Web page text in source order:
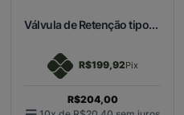
Válvula de Retenção tipo...
R$199,92Pix
R$204,00